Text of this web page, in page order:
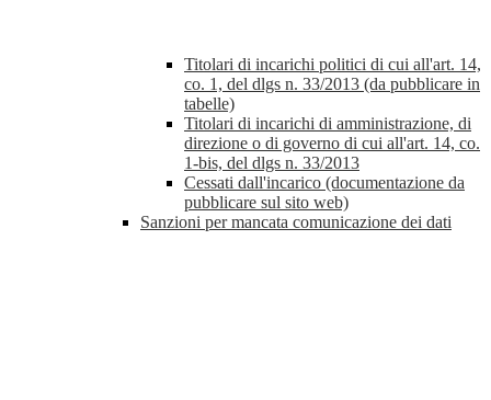
Titolari di incarichi politici di cui all'art. 14,
co. 1, del dlgs n. 33/2013 (da pubblicare in
tabelle)
Titolari di incarichi di amministrazione, di
direzione o di governo di cui all'art. 14, co.
1-bis, del dlgs n. 33/2013
Cessati dall'incarico (documentazione da
pubblicare sul sito web)
Sanzioni per mancata comunicazione dei dati